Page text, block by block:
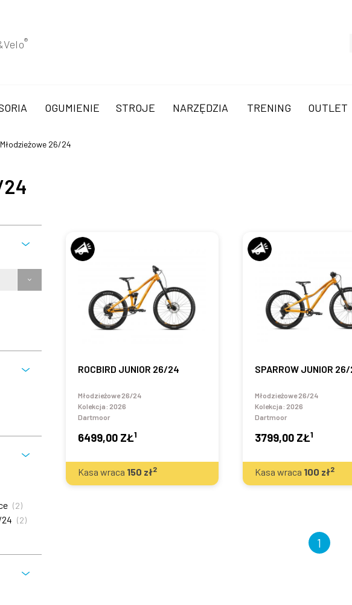
Velo®
OGUMIENIE STROJE NARZĘDZIA TRENING OUTLET
Młodzieżowe 26/24
24
(2)
(2)
ROCBIRD JUNIOR 26/24
Młodzieżowe 26/24
Kolekcja: 2026
Dartmoor
6499,00 ZŁ1
Kasa wraca 150 zł2
SPARROW JUNIOR
Młodzieżowe 26/24
Kolekcja: 2026
Dartmoor
3799,00 ZŁ1
Kasa wraca 100 zł2
1